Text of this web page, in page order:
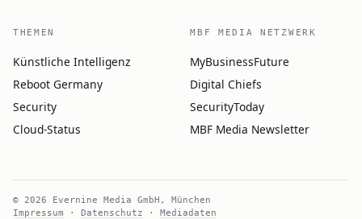
THEMEN
Künstliche Intelligenz
Reboot Germany
Security
Cloud-Status
MBF MEDIA NETZWERK
MyBusinessFuture
Digital Chiefs
SecurityToday
MBF Media Newsletter
© 2026 Evernine Media GmbH, München
Impressum · Datenschutz · Mediadaten